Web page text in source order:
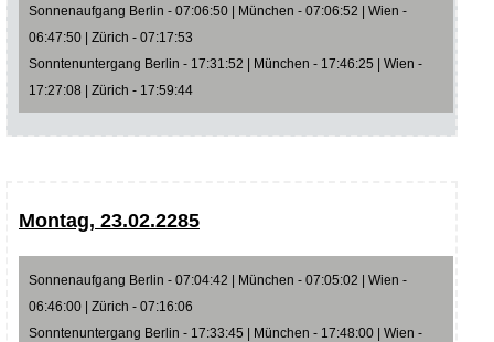
Sonnenaufgang Berlin - 07:06:50 | München - 07:06:52 | Wien -
06:47:50 | Zürich - 07:17:53
Sonntenuntergang Berlin - 17:31:52 | München - 17:46:25 | Wien -
17:27:08 | Zürich - 17:59:44
Montag, 23.02.2285
Sonnenaufgang Berlin - 07:04:42 | München - 07:05:02 | Wien -
06:46:00 | Zürich - 07:16:06
Sonntenuntergang Berlin - 17:33:45 | München - 17:48:00 | Wien -